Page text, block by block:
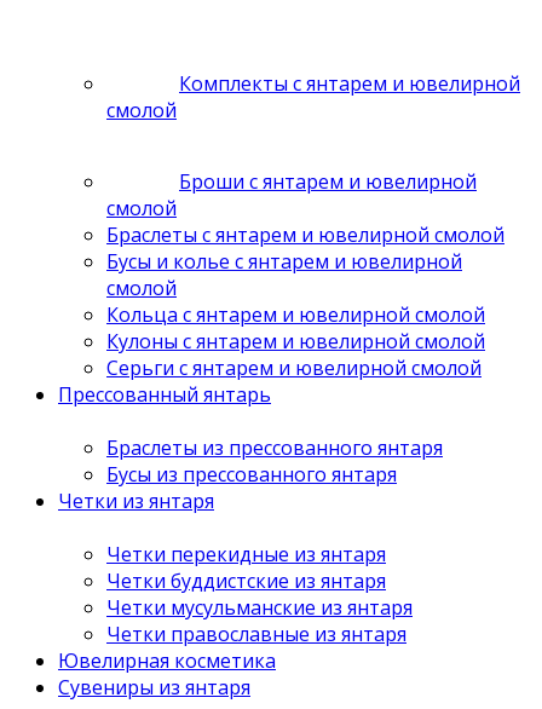
Комплекты с янтарем и ювелирной
смолой
Броши с янтарем и ювелирной
смолой
Браслеты с янтарем и ювелирной смолой
Бусы и колье с янтарем и ювелирной
смолой
Кольца с янтарем и ювелирной смолой
Кулоны с янтарем и ювелирной смолой
Серьги с янтарем и ювелирной смолой
Прессованный янтарь
Браслеты из прессованного янтаря
Бусы из прессованного янтаря
Четки из янтаря
Четки перекидные из янтаря
Четки буддистские из янтаря
Четки мусульманские из янтаря
Четки православные из янтаря
Ювелирная косметика
Сувениры из янтаря